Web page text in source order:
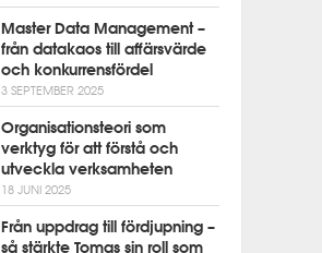
Master Data Management –
från datakaos till affärsvärde
och konkurrensfördel
3 SEPTEMBER 2025
Organisationsteori som
verktyg för att förstå och
utveckla verksamheten
18 JUNI 2025
Från uppdrag till fördjupning –
så stärkte Tomas sin roll som